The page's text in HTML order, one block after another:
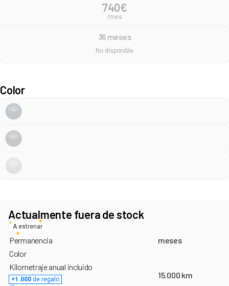
740€
/mes
36 meses
No disponible
Color
Actualmente fuera de stock
A estrenar
Permanencia
meses
Color
Kilometraje anual incluido
+1.000 de regalo 15.000 km